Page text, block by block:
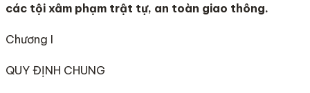
các tội xâm phạm trật tự, an toàn giao thông.
Chương I
QUY ĐỊNH CHUNG